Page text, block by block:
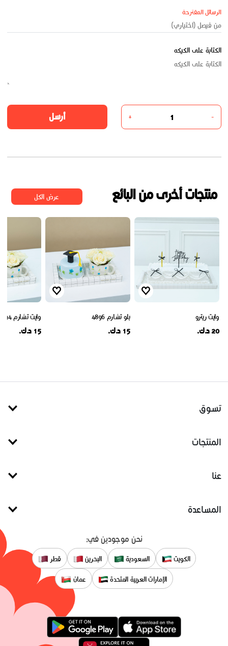
الرسائل المقترحة
الكتابة على الكيكه
-
+ أرسل
منتجات أخرى من البائع عرض الكل
وايت ريترو
20 د.ك.
بلو تشارم 4896
15 د.ك.
وايت تشارم 4894
15 د.ك.
تسوق
المنتجات
عنا
المساعدة
نحن موجودين في:
الكويت السعودية البحرين قطر
الإمارات العربية المتحدة عمان